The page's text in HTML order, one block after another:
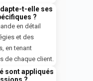
t-elle ses
?
en détail
et des
en tenant
de chaque client.
sont appliqués